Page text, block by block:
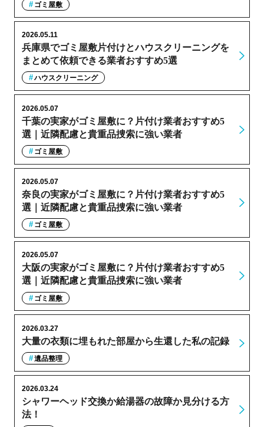
ゴミ屋敷
兵庫県でゴミ屋敷片付けとハウスクリーニングを
まとめて依頼できる業者おすすめ5選
2026.05.11
ハウスクリーニング
千葉の実家がゴミ屋敷に？片付け業者おすすめ5
選｜近隣配慮と貴重品捜索に強い業者
2026.05.07
ゴミ屋敷
奈良の実家がゴミ屋敷に？片付け業者おすすめ5
選｜近隣配慮と貴重品捜索に強い業者
2026.05.07
ゴミ屋敷
大阪の実家がゴミ屋敷に？片付け業者おすすめ5
選｜近隣配慮と貴重品捜索に強い業者
2026.05.07
ゴミ屋敷
大量の衣類に埋もれた部屋から生還した私の記録
2026.03.27
遺品整理
シャワーヘッド交換か給湯器の故障か見分ける方
法！
2026.03.24